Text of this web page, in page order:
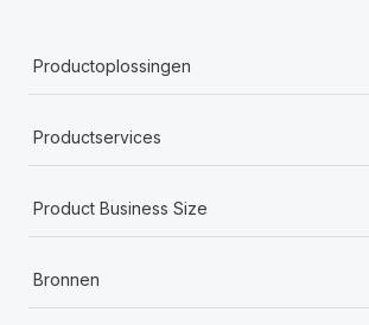
Productoplossingen
Productservices
Product Business Size
Bronnen